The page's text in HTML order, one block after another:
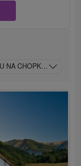
NA CHOPKU: VÝHLED